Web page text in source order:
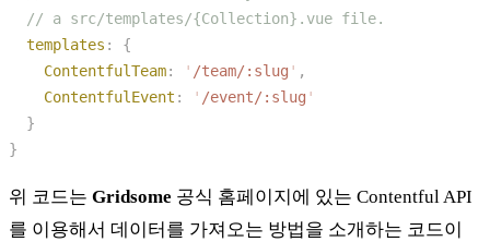
  templates
:
    ContentfulTeam
: ' /team/:slug '
    ContentfulEvent
: ' /event/:slug
위 코드는 Gridsome 공식 홈페이지에 있는 Contentful API
를 이용해서 데이터를 가져오는 방법을 소개하는 코드이